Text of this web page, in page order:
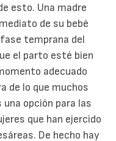
esto. Una madre
de su bebé
temprana del
el parto esté bien
adecuado
de lo que muchos
opción para las
que han ejercido
De hecho hay